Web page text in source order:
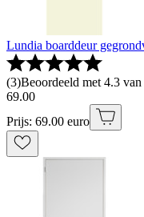
Lundia boarddeur
(3)Beoordeeld met 4.3
69.00
Prijs: 69.00 euro